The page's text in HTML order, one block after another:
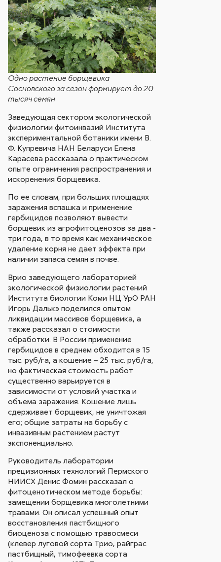
Одно растение борщевика
Сосновского за сезон формирует до 20
тысяч семян
Заведующая сектором экологической
физиологии фитоинвазий Института
экспериментальной ботаники имени В.
Ф. Купревича НАН Беларуси Елена
Карасева рассказала о практическом
опыте ограничения распространения и
искоренения борщевика.
По ее словам, при больших площадях
заражения вспашка и применение
гербицидов позволяют вывести
борщевик из агрофитоценозов за два -
три года, в то время как механическое
удаление корня не дает эффекта при
наличии запаса семян в почве.
Врио заведующего лабораторией
экологической физиологии растений
Института биологии Коми НЦ УрО РАН
Игорь Далькэ поделился опытом
ликвидации массивов борщевика, а
также рассказал о стоимости
обработки. В России применение
гербицидов в среднем обходится в 15
тыс. руб/га, а кошение – 25 тыс. руб/га,
но фактическая стоимость работ
существенно варьируется в
зависимости от условий участка и
объема заражения. Кошение лишь
сдерживает борщевик, не уничтожая
его; общие затраты на борьбу с
инвазивным растением растут
экспоненциально.
Руководитель лаборатории
прецизионных технологий Пермского
НИИСХ Денис Фомин рассказал о
фитоценотическом методе борьбы:
замещении борщевика многолетними
травами. Он описал успешный опыт
восстановления пастбищного
биоценоза с помощью травосмеси
(клевер луговой сорта Трио, райграс
пастбищный, тимофеевка сорта